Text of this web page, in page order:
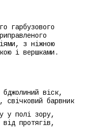
гарбузового
з ніжною
і вершками.
віск,
свічковий барвник
у полі зору,
від протягів,